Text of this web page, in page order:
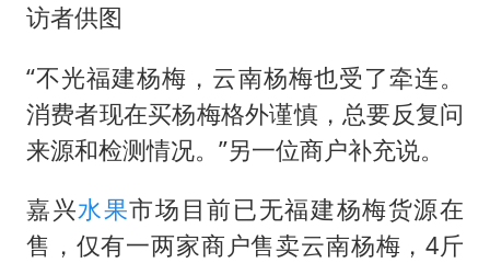
访者供图
“不光福建杨梅，云南杨梅也受了牵连。
消费者现在买杨梅格外谨慎，总要反复问
来源和检测情况。”另一位商户补充说。
嘉兴水果市场目前已无福建杨梅货源在
售，仅有一两家商户售卖云南杨梅，4斤